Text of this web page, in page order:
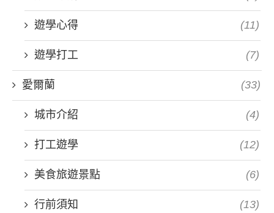
遊學心得 (11)
遊學打工 (7)
愛爾蘭 (33)
城市介紹 (4)
打工遊學 (12)
美食旅遊景點 (6)
行前須知 (13)